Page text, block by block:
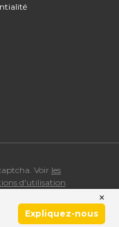
Voir les
d'utilisation
réservés.
Expliquez-nous
×